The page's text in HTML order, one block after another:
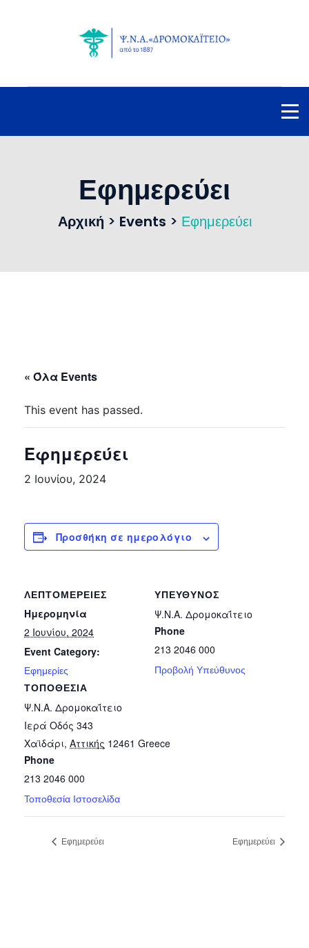
Εφημερεύει
Αρχική > Events > Εφημερεύει
« Όλα Events
This event has passed.
Εφημερεύει
2 Ιουνίου, 2024
Προσθήκη σε ημερολόγιο
ΛΕΠΤΟΜΈΡΕΙΕΣ
Ημερομηνία
2 Ιουνίου, 2024
Event Category:
Εφημερίες
ΤΟΠΟΘΕΣΊΑ
Ψ.Ν.Α. Δρομοκαΐτειο
Ιερά Οδός 343
Χαϊδάρι, Αττικής 12461 Greece
Phone
213 2046 000
Τοποθεσία Ιστοσελίδα
ΥΠΕΎΘΥΝΟΣ
Ψ.Ν.Α. Δρομοκαΐτειο
Phone
213 2046 000
Προβολή Υπεύθυνος
Εφημερεύει Εφημερεύει